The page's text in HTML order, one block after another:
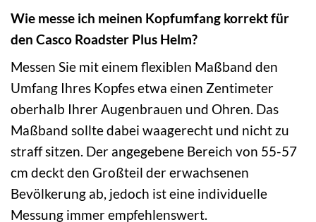
Wie messe ich meinen Kopfumfang korrekt für
den Casco Roadster Plus Helm?
Messen Sie mit einem flexiblen Maßband den
Umfang Ihres Kopfes etwa einen Zentimeter
oberhalb Ihrer Augenbrauen und Ohren. Das
Maßband sollte dabei waagerecht und nicht zu
straff sitzen. Der angegebene Bereich von 55-57
cm deckt den Großteil der erwachsenen
Bevölkerung ab, jedoch ist eine individuelle
Messung immer empfehlenswert.